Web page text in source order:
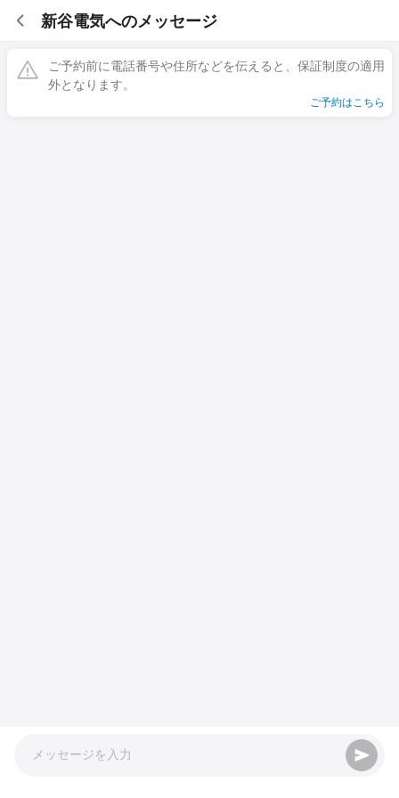
新谷電気へのメッセージ
ご予約前に電話番号や住所などを伝えると、保証制度の適用
外となります。
ご予約はこちら